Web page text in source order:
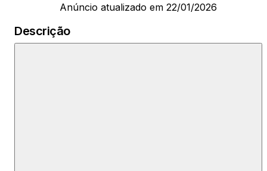
Anúncio atualizado em 22/01/2026
Descrição